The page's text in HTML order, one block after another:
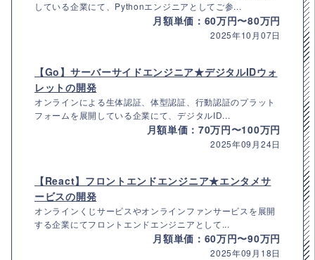
している企業にて、Pythonエンジニアとしてご参...
月額単価：60万円〜80万円
2025年10月07日
【Go】サーバーサイドエンジニア★デジタルIDウォ
レットの開発
オンラインによる生体認証、体型認証、行動認証のプラット
フォームを展開している企業にて、デジタルID...
月額単価：70万円〜100万円
2025年09月24日
【React】フロントエンドエンジニア★エンタメサ
ービスの開発
オンラインくじサービスやオンラインファンサービスを展開
する企業にてフロントエンドエンジニアとして...
月額単価：60万円〜90万円
2025年09月18日